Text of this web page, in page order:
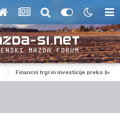
Financni trgi in investicije preko